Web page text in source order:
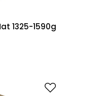
1325-1590g